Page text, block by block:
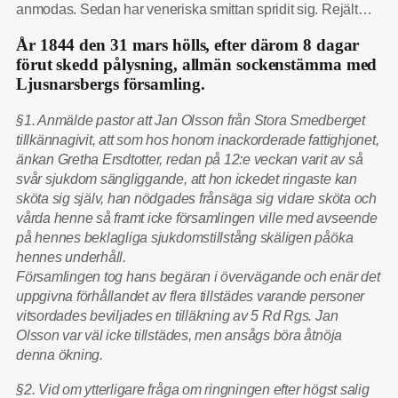
anmodas. Sedan har veneriska smittan spridit sig. Rejält…
År 1844 den 31 mars hölls, efter därom 8 dagar
förut skedd pålysning, allmän sockenstämma med
Ljusnarsbergs församling.
§1. Anmälde pastor att Jan Olsson från Stora Smedberget
tillkännagivit, att som hos honom inackorderade fattighjonet,
änkan Gretha Ersdtotter, redan på 12:e veckan varit av så
svår sjukdom sängliggande, att hon ickedet ringaste kan
sköta sig själv, han nödgades frånsäga sig vidare sköta och
vårda henne så framt icke församlingen ville med avseende
på hennes beklagliga sjukdomstillstång skäligen påöka
hennes underhåll.
Församlingen tog hans begäran i övervägande och enär det
uppgivna förhållandet av flera tillstädes varande personer
vitsordades beviljades en tilläkning av 5 Rd Rgs. Jan
Olsson var väl icke tillstädes, men ansågs böra åtnöja
denna ökning.
§2. Vid om ytterligare fråga om ringningen efter högst salig